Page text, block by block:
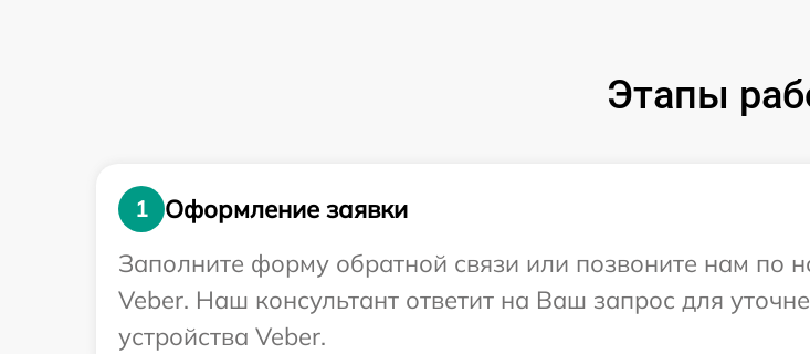
Этапы
1
Оформление заявки
Заполните форму обратной связи или позвоните нам по
Veber. Наш консультант ответит на Ваш запрос для
устройства Veber.